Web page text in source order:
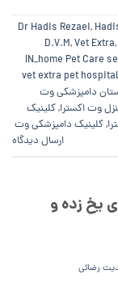
Dr Hadis Rezaei,
D.V.M,Vet Extra,
IN_home Pet Care
vet extra pet hospital
دامپزشکی وت
وت اکسترا,کلینیک
,کلینیک دامپزشکی وت
ارسال دیدگاه
یخ زده و
رضائی